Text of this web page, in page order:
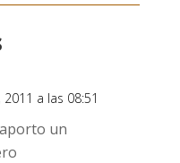
a las 08:51
un